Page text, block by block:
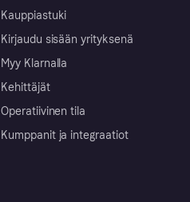
Kauppiastuki
Kirjaudu sisään yrityksenä
Myy Klarnalla
Kehittäjät
Operatiivinen tila
Kumppanit ja integraatiot